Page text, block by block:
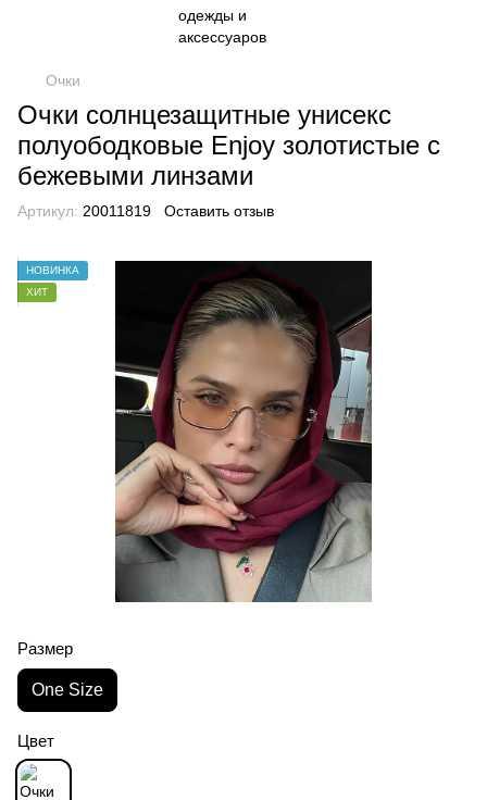
Очки
Очки солнцезащитные унисекс
полуободковые Enjoy золотистые с
бежевыми линзами
Артикул: 20011819 Оставить отзыв
НОВИНКА
ХИТ
Размер
One Size
Цвет